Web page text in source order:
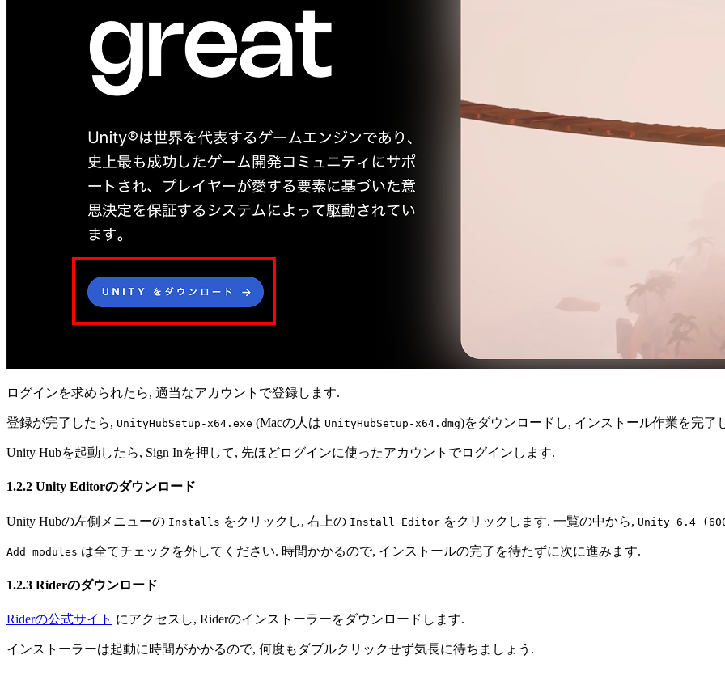
ログインを求められたら, 適当なアカウントで登録します.
登録が完了したら, UnityHubSetup-x64.exe (Macの人は UnityHubSetup-x64.dmg)をダウンロードし, インストール作業を完了
Unity Hubを起動したら, Sign Inを押して, 先ほどログインに使ったアカウントでログインします.
1.2.2 Unity Editorのダウンロード
Unity Hubの左側メニューの Installs をクリックし, 右上の Install Editor をクリックします. 一覧の中から, Unity 6.4
Add modules は全てチェックを外してください. 時間かかるので, インストールの完了を待たずに次に進みます.
1.2.3 Riderのダウンロード
Riderの公式サイト にアクセスし, Riderのインストーラーをダウンロードします.
インストーラーは起動に時間がかかるので, 何度もダブルクリックせず気長に待ちましょう.